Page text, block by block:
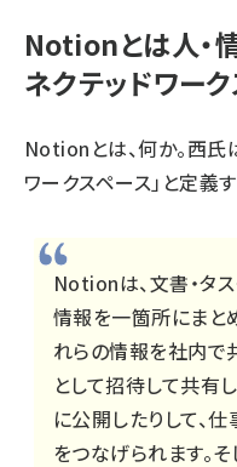
Notionとは人・
ネクテッドワーク
Notionとは、何か。西氏
ワークスペース」と定義す
Notionは、文書・タ
情報を一箇所にまと
れらの情報を社内で
として招待して共有
に公開したりして、
をつなげられます。